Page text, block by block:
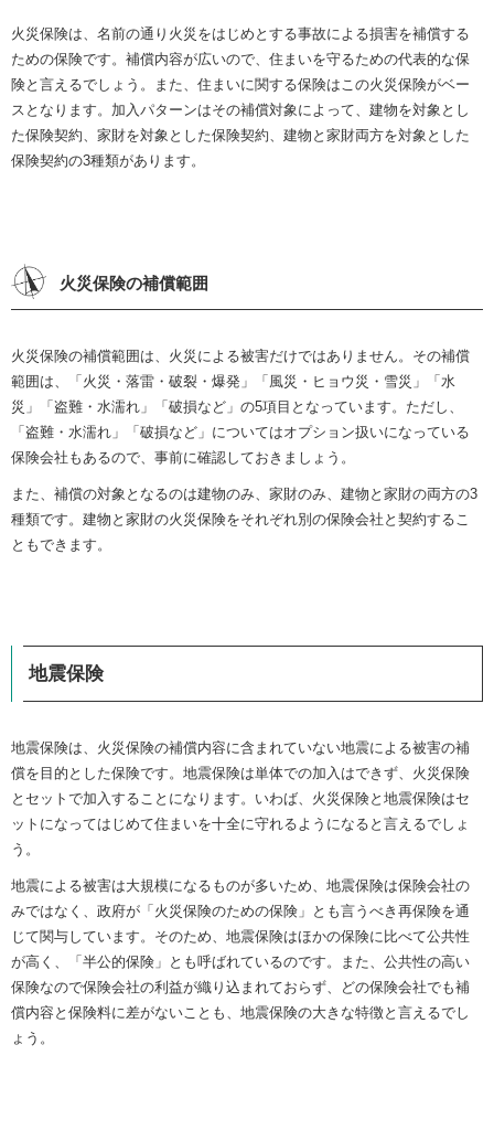
火災保険は、名前の通り火災をはじめとする事故による損害を補償する
ための保険です。補償内容が広いので、住まいを守るための代表的な保
険と言えるでしょう。また、住まいに関する保険はこの火災保険がベー
スとなります。加入パターンはその補償対象によって、建物を対象とし
た保険契約、家財を対象とした保険契約、建物と家財両方を対象とした
保険契約の3種類があります。
火災保険の補償範囲
火災保険の補償範囲は、火災による被害だけではありません。その補償
範囲は、「火災・落雷・破裂・爆発」「風災・ヒョウ災・雪災」「水
災」「盗難・水濡れ」「破損など」の5項目となっています。ただし、
「盗難・水濡れ」「破損など」についてはオプション扱いになっている
保険会社もあるので、事前に確認しておきましょう。
また、補償の対象となるのは建物のみ、家財のみ、建物と家財の両方の3
種類です。建物と家財の火災保険をそれぞれ別の保険会社と契約するこ
ともできます。
地震保険
地震保険は、火災保険の補償内容に含まれていない地震による被害の補
償を目的とした保険です。地震保険は単体での加入はできず、火災保険
とセットで加入することになります。いわば、火災保険と地震保険はセ
ットになってはじめて住まいを十全に守れるようになると言えるでしょ
う。
地震による被害は大規模になるものが多いため、地震保険は保険会社の
みではなく、政府が「火災保険のための保険」とも言うべき再保険を通
じて関与しています。そのため、地震保険はほかの保険に比べて公共性
が高く、「半公的保険」とも呼ばれているのです。また、公共性の高い
保険なので保険会社の利益が織り込まれておらず、どの保険会社でも補
償内容と保険料に差がないことも、地震保険の大きな特徴と言えるでし
ょう。